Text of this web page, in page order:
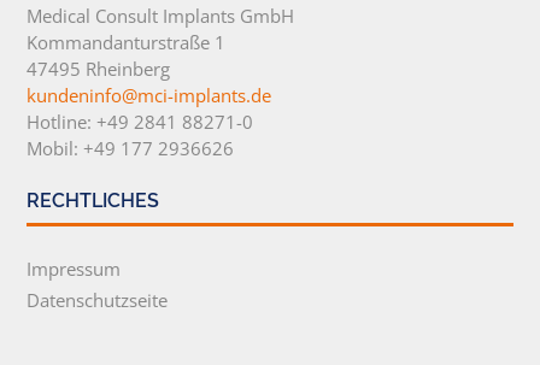
Medical Consult Implants GmbH
Kommandanturstraße 1
47495 Rheinberg
kundeninfo@mci-implants.de
Hotline: +49 2841 88271-0
Mobil: +49 177 2936626
RECHTLICHES
Impressum
Datenschutzseite